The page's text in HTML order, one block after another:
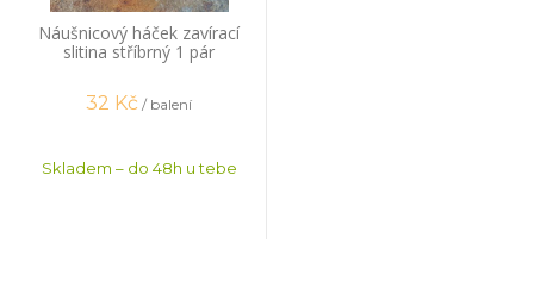
Náušnicový háček zavírací
slitina stříbrný 1 pár
32 Kč / balení
Skladem – do 48h u tebe